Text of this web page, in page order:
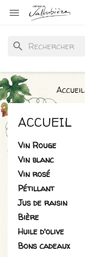

search
Accueil
ACCUEIL
Vin Rouge
Vin blanc
Vin rosé
Pétillant
Jus de raisin
Bière
Huile d'olive
Bons cadeaux